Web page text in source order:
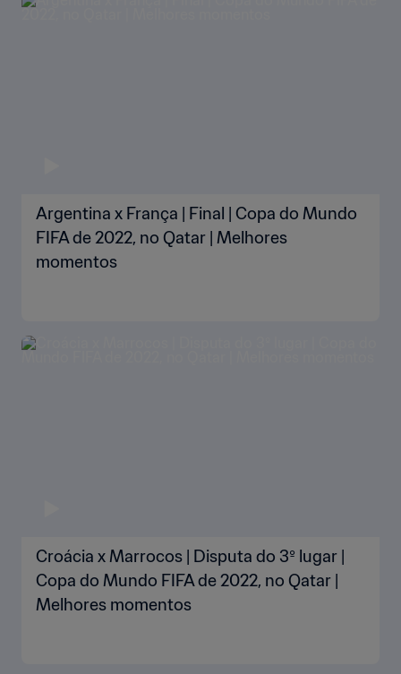
Argentina x França | Final | Copa do Mundo
FIFA de 2022, no Qatar | Melhores
momentos
Croácia x Marrocos | Disputa do 3º lugar |
Copa do Mundo FIFA de 2022, no Qatar |
Melhores momentos